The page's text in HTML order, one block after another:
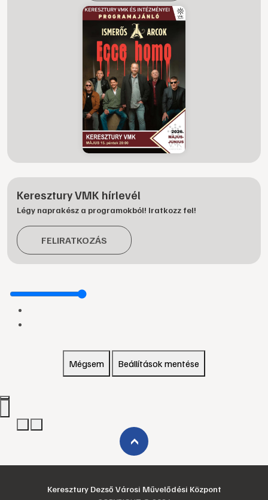
Keresztury VMK hírlevél
Légy naprakész a programokból! Iratkozz fel!
FELIRATKOZÁS
Mégsem Beállítások mentése
›
Keresztury Dezső Városi Művelődési Központ